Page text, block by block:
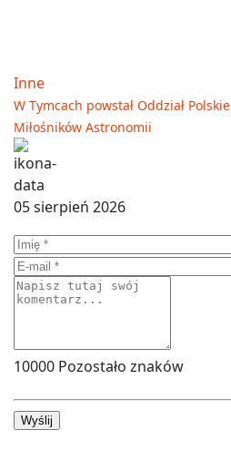
Inne
W Tymcach powstał Oddział
Miłośników Astronomii
05 sierpień 2026
10000 Pozostało znaków
Wyślij